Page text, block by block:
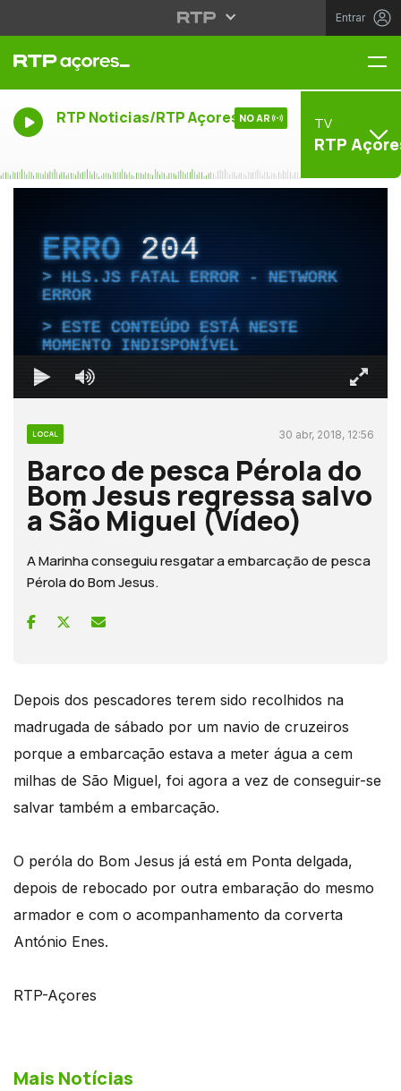
Entrar
RTP Noticias/RTP Açores NO AR TV
RTP
ERRO204
HLS.JS FATAL ERROR - NETWORK
ERROR
ESTE CONTEÚDO ESTÁ NESTE
MOMENTO INDISPONÍVEL
LOCAL 30 abr, 2018, 12:56
Barco de pesca Pérola do
Bom Jesus regressa salvo
a São Miguel (Vídeo)
A Marinha conseguiu resgatar a embarcação de pesca
Pérola do Bom Jesus.
Depois dos pescadores terem sido recolhidos na
madrugada de sábado por um navio de cruzeiros
porque a embarcação estava a meter água a cem
milhas de São Miguel, foi agora a vez de conseguir-se
salvar também a embarcação.
O peróla do Bom Jesus já está em Ponta delgada,
depois de rebocado por outra embaração do mesmo
armador e com o acompanhamento da corverta
António Enes.
RTP-Açores
Mais Notícias